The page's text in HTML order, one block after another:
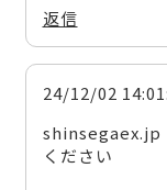
返信
24/12/02
shinsegaex.jp
ください